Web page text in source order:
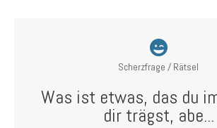
Scherzfrage / Rätsel
Was ist etwas, das du
dir trägst, abe...